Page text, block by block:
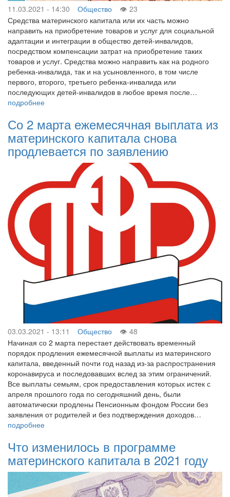
11.03.2021 - 14:30 Общество
23
Средства материнского капитала или их часть можно
направить на приобретение товаров и услуг для социальной
адаптации и интеграции в общество детей-инвалидов,
посредством компенсации затрат на приобретение таких
товаров и услуг. Средства можно направить как на родного
ребенка-инвалида, так и на усыновленного, в том числе
первого, второго, третьего ребенка-инвалида или
последующих детей-инвалидов в любое время после…
подробнее
Со 2 марта ежемесячная выплата из
материнского капитала снова
продлевается по заявлению
03.03.2021 - 13:11 Общество
48
Начиная со 2 марта перестает действовать временный
порядок продления ежемесячной выплаты из материнского
капитала, введенный почти год назад из-за распространения
коронавируса и последовавших вслед за этим ограничений.
Все выплаты семьям, срок предоставления которых истек с
апреля прошлого года по сегодняшний день, были
автоматически продлены Пенсионным фондом России без
заявления от родителей и без подтверждения доходов…
подробнее
Что изменилось в программе
материнского капитала в 2021 году